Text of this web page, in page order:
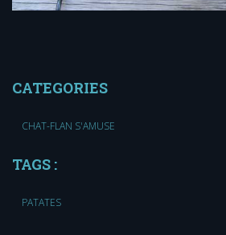
CATEGORIES
CHAT-FLAN S'AMUSE
TAGS :
PATATES